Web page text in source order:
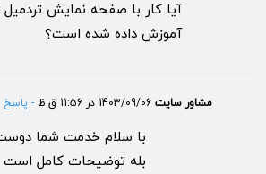
آیا کار با صفحه نمایش تردمیل
آموزش داده شده است؟
مشاور سایت - پاسخ
با سلام خدمت شما
بله توضیحات کامل است